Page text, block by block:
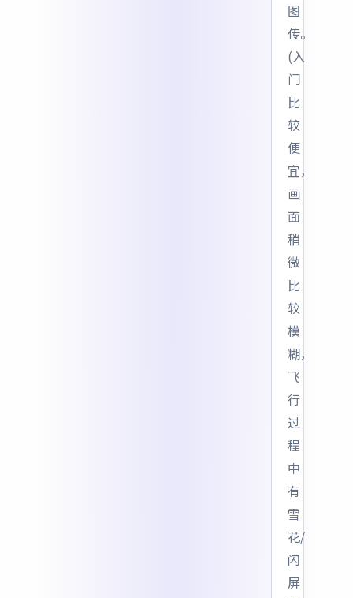
图
传。
(入
门
比
较
便
宜，
画
面
稍
微
比
较
模
糊，
飞
行
过
程
中
有
雪
花/
闪
屏